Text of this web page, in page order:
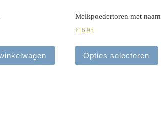
Melkpoedertoren met naam
€16.95
Opties selecteren